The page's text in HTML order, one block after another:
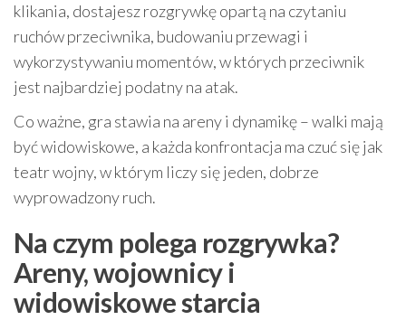
klikania, dostajesz rozgrywkę opartą na czytaniu
ruchów przeciwnika, budowaniu przewagi i
wykorzystywaniu momentów, w których przeciwnik
jest najbardziej podatny na atak.
Co ważne, gra stawia na areny i dynamikę – walki mają
być widowiskowe, a każda konfrontacja ma czuć się jak
teatr wojny, w którym liczy się jeden, dobrze
wyprowadzony ruch.
Na czym polega rozgrywka?
Areny, wojownicy i
widowiskowe starcia